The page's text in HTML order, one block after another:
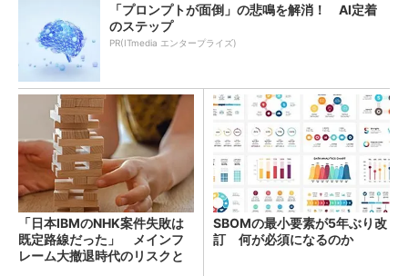
「プロンプトが面倒」の悲鳴を解消！ AI定着
のステップ
PR(ITmedia エンタープライズ)
「日本IBMのNHK案件失敗は
既定路線だった」 メインフ
レーム大撤退時代のリスクと
SBOMの最小要素が5年ぶり改
訂 何が必須になるのか